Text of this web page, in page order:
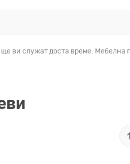
ви служат доста време. Мебелна